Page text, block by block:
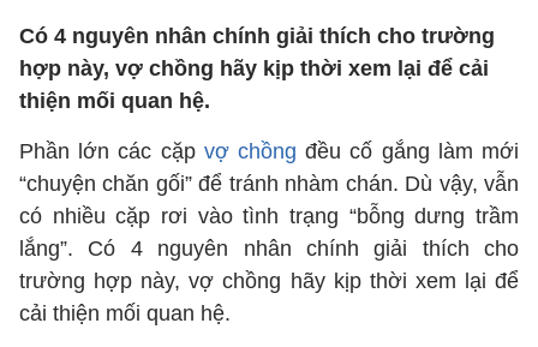
Có 4 nguyên nhân chính giải thích cho trường
hợp này, vợ chồng hãy kịp thời xem lại để cải
thiện mối quan hệ.
Phần lớn các cặp vợ chồng đều cố gắng làm mới
“chuyện chăn gối” để tránh nhàm chán. Dù vậy, vẫn
có nhiều cặp rơi vào tình trạng “bỗng dưng trầm
lắng”. Có 4 nguyên nhân chính giải thích cho
trường hợp này, vợ chồng hãy kịp thời xem lại để
cải thiện mối quan hệ.